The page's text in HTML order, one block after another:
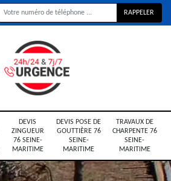
DEVIS
ZINGUEUR
76 SEINE-
MARITIME
DEVIS POSE DE
GOUTTIÈRE 76
SEINE-
MARITIME
TRAVAUX DE
CHARPENTE 76
SEINE-
MARITIME